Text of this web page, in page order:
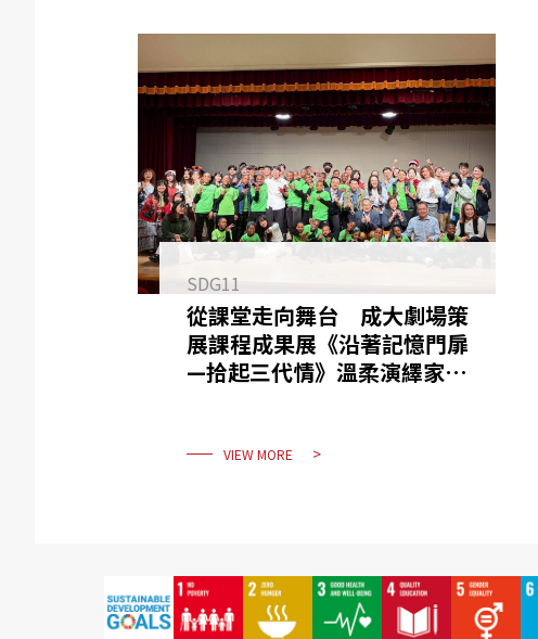
SDG11
從課堂走向舞台 成大劇場策
展課程成果展《沿著記憶門扉
—拾起三代情》溫柔演繹家庭
VIEW MORE